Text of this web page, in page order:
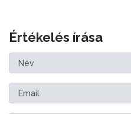
Értékelés írása